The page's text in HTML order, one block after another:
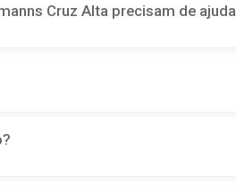
Cruz Alta precisam de ajuda